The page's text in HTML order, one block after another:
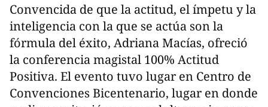
Convencida de que la actitud, el ímpetu y la
inteligencia con la que se actúa son la
fórmula del éxito, Adriana Macías, ofreció
la conferencia magistal 100% Actitud
Positiva. El evento tuvo lugar en Centro de
Convenciones Bicentenario, lugar en donde